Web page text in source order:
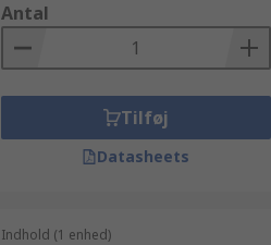
Antal
Tilføj
Datasheets
Indhold (1 enhed)